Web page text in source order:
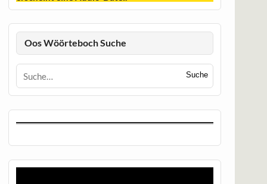
Oos Wöörteboch Suche
Suche